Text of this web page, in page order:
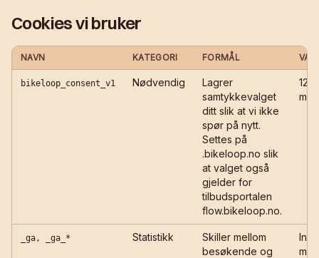
Cookies vi bruker
NAVN KATEGORI FORMÅL
bikeloop_consent_v1 Nødvendig
Lagrer
samtykkevalget
ditt slik at vi ikke
spør på nytt.
Settes på
.bikeloop.no slik
at valget også
gjelder for
tilbudsportalen
flow.bikeloop.no.
12
_ga, _ga_* Statistikk
Skiller mellom
besøkende og